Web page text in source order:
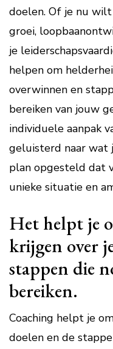
doelen. Of je nu
groei,
je
helpen om
overwinnen en
bereiken van jouw
individuele aanpak
geluisterd naar wat
plan opgesteld dat
unieke situatie en
Het helpt je
krijgen over
stappen die
bereiken.
Coaching helpt je
doelen en de